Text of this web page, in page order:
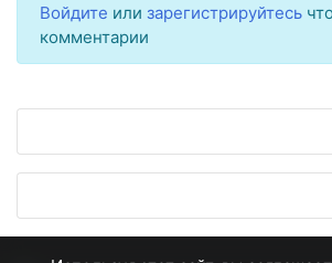
Войдите или зарегистрируйтесь
комментарии